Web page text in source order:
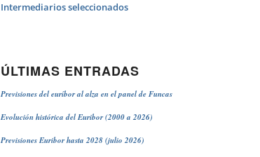
Intermediarios seleccionados
ÚLTIMAS ENTRADAS
Previsiones del euríbor al alza en el panel de Funcas
Evolución histórica del Euribor (2000 a 2026)
Previsiones Euribor hasta 2028 (julio 2026)